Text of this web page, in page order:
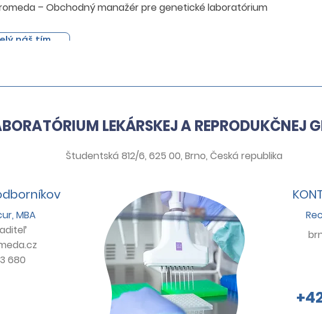
– Obchodný manažér pre genetické laboratórium
náš tím
LEKÁRSKEJ A REPRODUKČNEJ
Študentská 812/6, 625 00, Brno, Česká republika
MBA
680